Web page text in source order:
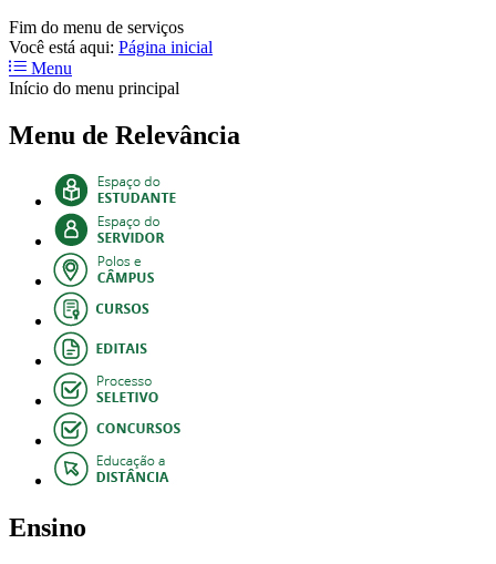
Fim do menu de serviços
Você está aqui: Página inicial
Menu
Início do menu principal
Menu de Relevância
Ensino